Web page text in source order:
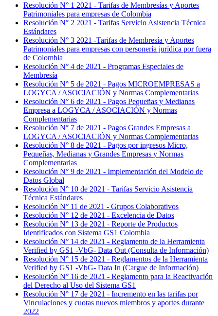
Resolución N° 1 2021 - Tarifas de Membresías y Aportes
Patrimoniales para empresas de Colombia
Resolución N° 2 2021 - Tarifas Servicio Asistencia Técnica
Estándares
Resolución N° 3 2021 -Tarifas de Membresía y Aportes
Patrimoniales para empresas con personería jurídica por fuera
de Colombia
Resolución N° 4 de 2021 - Programas Especiales de
Membresía
Resolución N° 5 de 2021 - Pagos MICROEMPRESAS a
LOGYCA / ASOCIACIÓN y Normas Complementarias
Resolución N° 6 de 2021 - Pagos Pequeñas y Medianas
Empresa a LOGYCA / ASOCIACIÓN y Normas
Complementarias
Resolución N° 7 de 2021 - Pagos Grandes Empresas a
LOGYCA / ASOCIACIÓN y Normas Complementarias
Resolución N° 8 de 2021 - Pagos por ingresos Micro,
Pequeñas, Medianas y Grandes Empresas y Normas
Complementarias
Resolución N° 9 de 2021 - Implementación del Modelo de
Datos Global
Resolución N° 10 de 2021 - Tarifas Servicio Asistencia
Técnica Estándares
Resolución N° 11 de 2021 - Grupos Colaborativos
Resolución N° 12 de 2021 - Excelencia de Datos
Resolución N° 13 de 2021 - Reporte de Productos
Identificados con Sistema GS1 Colombia
Resolución N° 14 de 2021 - Reglamento de la Herramienta
Verified by GS1 -VbG- Data Out (Consulta de Información)
Resolución N° 15 de 2021 - Reglamentos de la Herramienta
Verified by GS1 -VbG- Data In (Cargue de Información)
Resolución N° 16 de 2021 - Reglamento para la Reactivación
del Derecho al Uso del Sistema GS1
Resolución N° 17 de 2021 - Incremento en las tarifas por
Vinculaciones y cuotas nuevos miembros y aportes durante
2022